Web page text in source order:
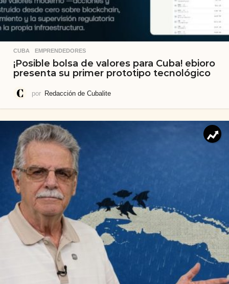
CUBA ,EMPRENDEDORES
¡Posible bolsa de valores para Cuba! ebioro
presenta su primer prototipo tecnológico
por Redacción de Cubalite